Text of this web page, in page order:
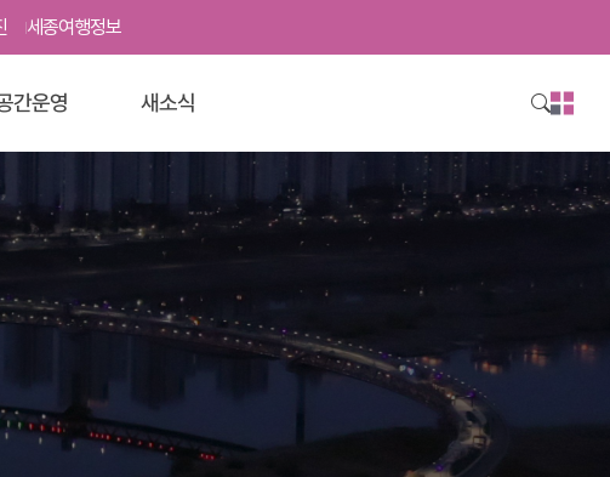
세종여행정보
간운영 새소식
사
이
맵
열
기